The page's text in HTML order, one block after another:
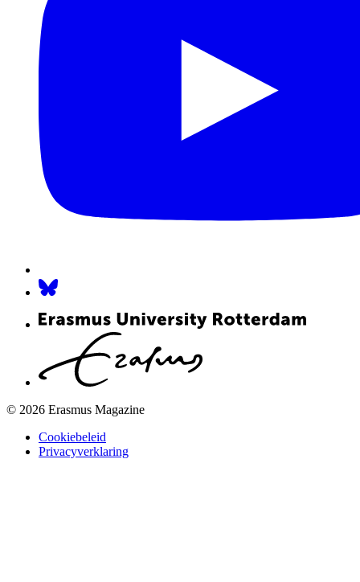
© 2026 Erasmus Magazine
Cookiebeleid
Privacyverklaring